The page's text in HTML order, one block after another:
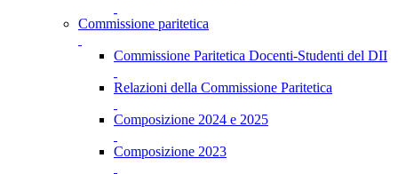
Commissione paritetica
Commissione Paritetica Docenti-Studenti del DII
Relazioni della Commissione Paritetica
Composizione 2024 e 2025
Composizione 2023